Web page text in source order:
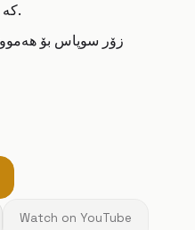
کە بێ ئەوە ڕووی نەدایە.
زۆر سوپاس بۆ
Watch on YouTube